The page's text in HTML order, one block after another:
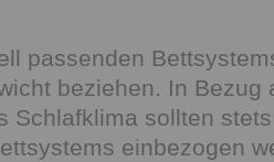
passenden
beziehen. In Bezug
Schlafklima sollten
einbezogen